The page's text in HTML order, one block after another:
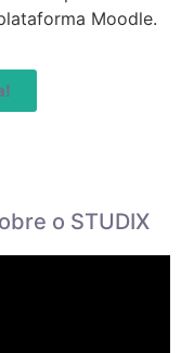
Moodle.
o STUDIX